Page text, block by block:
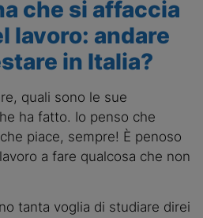
che si affaccia
lavoro: andare
in Italia?
quali sono le sue
ha fatto. Io penso che
piace, sempre! È penoso
a fare qualcosa che non
tanta voglia di studiare direi